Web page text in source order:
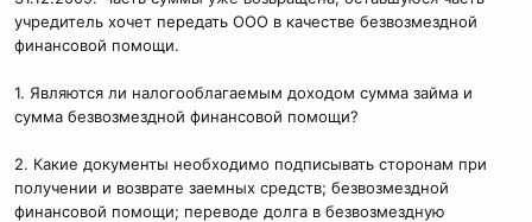
учредитель хочет передать ООО в качестве безвозмездной
финансовой помощи.
1. Являются ли налогооблагаемым доходом сумма займа и
сумма безвозмездной финансовой помощи?
2. Какие документы необходимо подписывать сторонам при
получении и возврате заемных средств; безвозмездной
финансовой помощи; переводе долга в безвозмездную